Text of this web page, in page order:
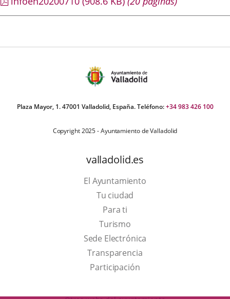
Plaza Mayor, 1. 47001 Valladolid, España. Teléfono:+34 983 426 100
Copyright 2025 - Ayuntamiento de Valladolid
valladolid.es
El Ayuntamiento
Tu ciudad
Para ti
TurismoThis
link
will
open
a
Sede Electrónica
Transparencia
Participación